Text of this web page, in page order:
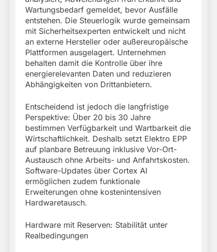
Wartungsbedarf gemeldet, bevor Ausfälle
entstehen. Die Steuerlogik wurde gemeinsam
mit Sicherheitsexperten entwickelt und nicht
an externe Hersteller oder außereuropäische
Plattformen ausgelagert. Unternehmen
behalten damit die Kontrolle über ihre
energierelevanten Daten und reduzieren
Abhängigkeiten von Drittanbietern.
Entscheidend ist jedoch die langfristige
Perspektive: Über 20 bis 30 Jahre
bestimmen Verfügbarkeit und Wartbarkeit die
Wirtschaftlichkeit. Deshalb setzt Elektro EPP
auf planbare Betreuung inklusive Vor-Ort-
Austausch ohne Arbeits- und Anfahrtskosten.
Software-Updates über Cortex AI
ermöglichen zudem funktionale
Erweiterungen ohne kostenintensiven
Hardwaretausch.
Hardware mit Reserven: Stabilität unter
Realbedingungen